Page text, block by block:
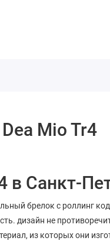
Mio Tr4
в Санкт-
брелок с роллинг
дизайн не
из которых они